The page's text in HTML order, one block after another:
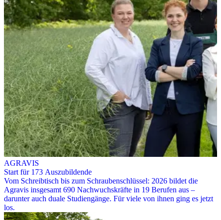
AGRAVIS
Start für 173 Auszubildende
Vom Schreibtisch bis zum Schraubenschlüssel: 2026 bildet die
Agravis insgesamt 690 Nachwuchskräfte in 19 Berufen aus –
darunter auch duale Studiengänge. Für viele von ihnen ging es jetzt
los.